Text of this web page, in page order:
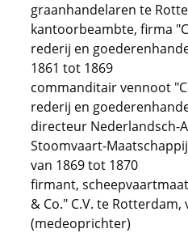
graanhandelaren te
kantoorbeambte, firma
rederij en
1861 tot 1869
commanditair vennoot
rederij en
directeur Nederlandsch-
Stoomvaart-
van 1869 tot 1870
firmant,
& Co." C.V. te Rotterdam,
(medeoprichter)